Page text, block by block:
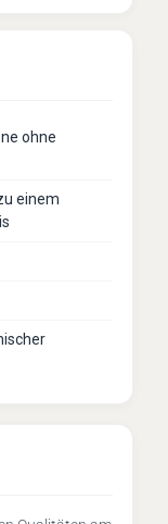
ohne
einem